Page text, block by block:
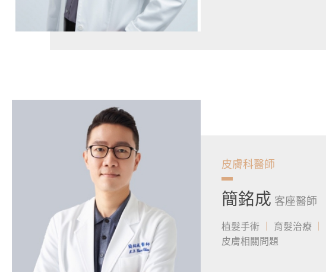
皮膚科醫師
簡銘成 客座醫師
植髮手術 育髮治療
皮膚相關問題